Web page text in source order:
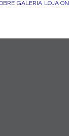
GALERIA LOJA